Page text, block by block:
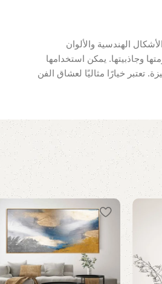
الهندسية والألوان
وجاذبيتها. يمكن استخدامها
خيارًا مثاليًا لعشاق الفن